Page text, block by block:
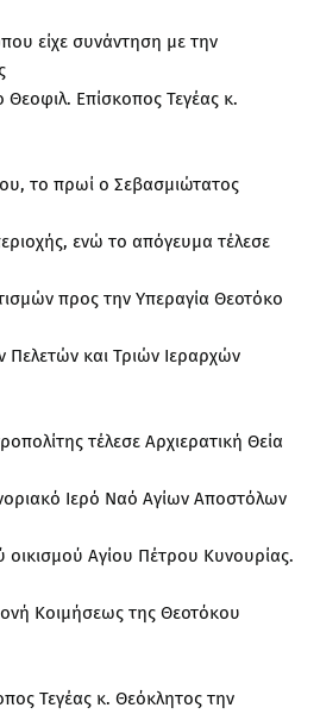
είχε συνάντηση με την
Θεοφιλ. Επίσκοπος Τεγέας κ.
το πρωί ο Σεβασμιώτατος
ενώ το απόγευμα τέλεσε
προς την Υπεραγία Θεοτόκο
και Τριών Ιεραρχών
τέλεσε Αρχιερατική Θεία
Ιερό Ναό Αγίων Αποστόλων
οικισμού Αγίου Πέτρου Κυνουρίας.
Κοιμήσεως της Θεοτόκου
Τεγέας κ. Θεόκλητος την